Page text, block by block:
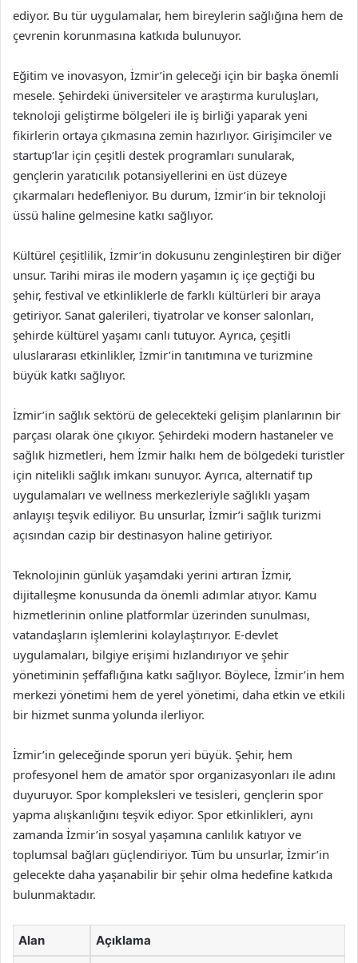
ediyor. Bu tür uygulamalar, hem bireylerin sağlığına hem de
çevrenin korunmasına katkıda bulunuyor.
Eğitim ve inovasyon, İzmir’in geleceği için bir başka önemli
mesele. Şehirdeki üniversiteler ve araştırma kuruluşları,
teknoloji geliştirme bölgeleri ile iş birliği yaparak yeni
fikirlerin ortaya çıkmasına zemin hazırlıyor. Girişimciler ve
startup’lar için çeşitli destek programları sunularak,
gençlerin yaratıcılık potansiyellerini en üst düzeye
çıkarmaları hedefleniyor. Bu durum, İzmir’in bir teknoloji
üssü haline gelmesine katkı sağlıyor.
Kültürel çeşitlilik, İzmir’in dokusunu zenginleştiren bir diğer
unsur. Tarihi miras ile modern yaşamın iç içe geçtiği bu
şehir, festival ve etkinliklerle de farklı kültürleri bir araya
getiriyor. Sanat galerileri, tiyatrolar ve konser salonları,
şehirde kültürel yaşamı canlı tutuyor. Ayrıca, çeşitli
uluslararası etkinlikler, İzmir’in tanıtımına ve turizmine
büyük katkı sağlıyor.
İzmir’in sağlık sektörü de gelecekteki gelişim planlarının bir
parçası olarak öne çıkıyor. Şehirdeki modern hastaneler ve
sağlık hizmetleri, hem İzmir halkı hem de bölgedeki turistler
için nitelikli sağlık imkanı sunuyor. Ayrıca, alternatif tıp
uygulamaları ve wellness merkezleriyle sağlıklı yaşam
anlayışı teşvik ediliyor. Bu unsurlar, İzmir’i sağlık turizmi
açısından cazip bir destinasyon haline getiriyor.
Teknolojinin günlük yaşamdaki yerini artıran İzmir,
dijitalleşme konusunda da önemli adımlar atıyor. Kamu
hizmetlerinin online platformlar üzerinden sunulması,
vatandaşların işlemlerini kolaylaştırıyor. E-devlet
uygulamaları, bilgiye erişimi hızlandırıyor ve şehir
yönetiminin şeffaflığına katkı sağlıyor. Böylece, İzmir’in hem
merkezi yönetimi hem de yerel yönetimi, daha etkin ve etkili
bir hizmet sunma yolunda ilerliyor.
İzmir’in geleceğinde sporun yeri büyük. Şehir, hem
profesyonel hem de amatör spor organizasyonları ile adını
duyuruyor. Spor kompleksleri ve tesisleri, gençlerin spor
yapma alışkanlığını teşvik ediyor. Spor etkinlikleri, aynı
zamanda İzmir’in sosyal yaşamına canlılık katıyor ve
toplumsal bağları güçlendiriyor. Tüm bu unsurlar, İzmir’in
gelecekte daha yaşanabilir bir şehir olma hedefine katkıda
bulunmaktadır.
Alan Açıklama